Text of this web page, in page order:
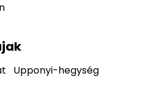
Upponyi-hegység